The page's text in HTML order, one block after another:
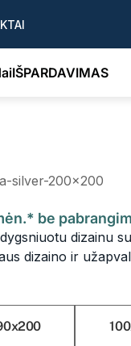
IŠPARDAVIMAS
silver-200x200
be
dizainu
dizaino ir